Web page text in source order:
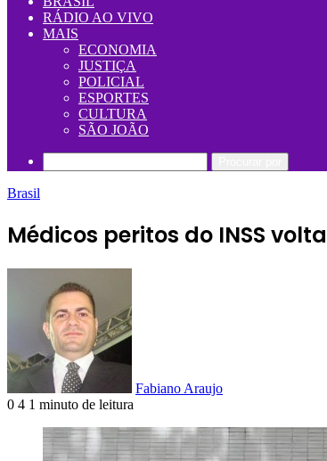
RÁDIO AO VIVO
MAIS
ECONOMIA
JUSTIÇA
POLICIAL
ESPORTES
CULTURA
SÃO JOÃO
Brasil
Médicos peritos do INSS
Fabiano Araujo
0 4 1 minuto de leitura